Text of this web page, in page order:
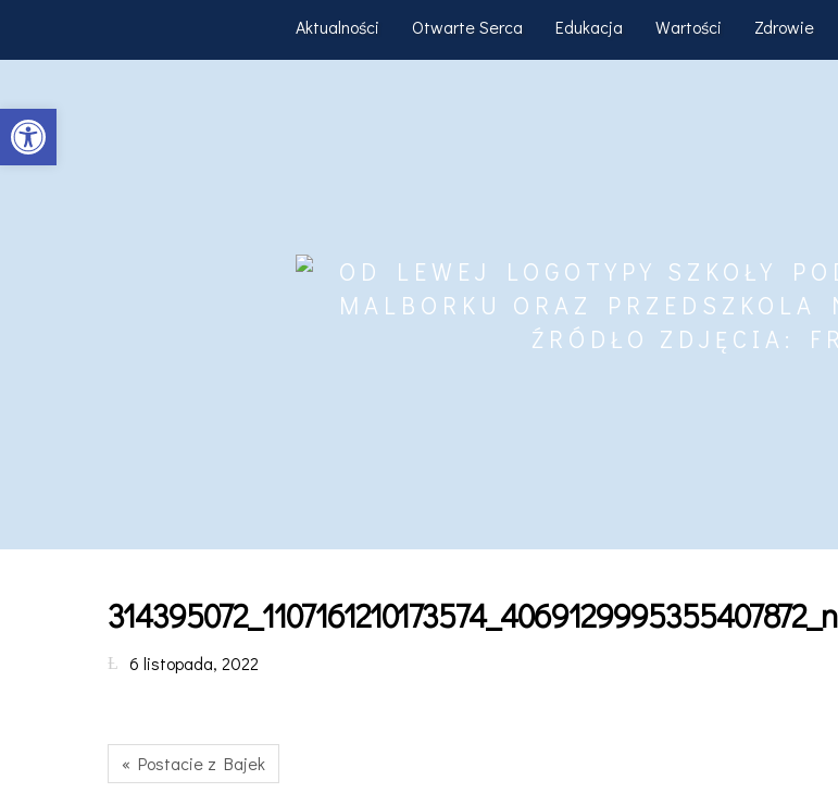
Aktualności Otwarte Serca Edukacja Wartości Zdrowie
314395072_1107161210173574_4069129995355407872_n
6 listopada, 2022
« Postacie z Bajek
Otwórz pasek narzędzi